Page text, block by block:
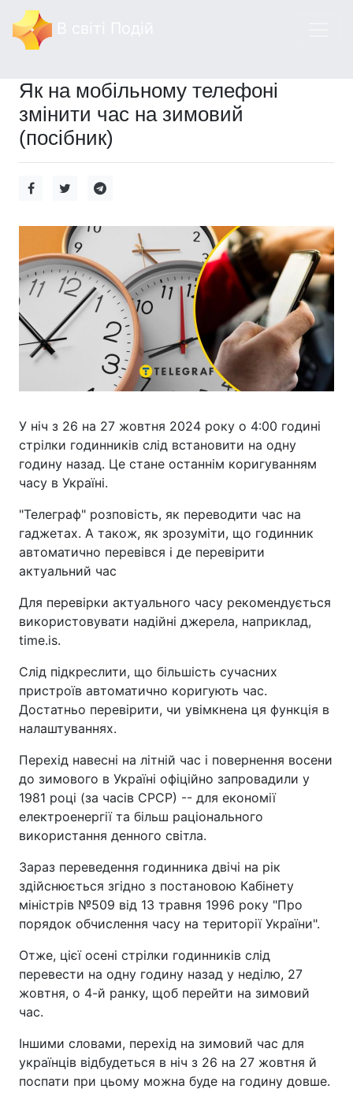
Як на мобільному телефоні
змінити час на зимовий
(посібник)
У ніч з 26 на 27 жовтня 2024 року о 4:00 годині
стрілки годинників слід встановити на одну
годину назад. Це стане останнім коригуванням
часу в Україні.
"Телеграф" розповість, як переводити час на
гаджетах. А також, як зрозуміти, що годинник
автоматично перевівся і де перевірити
актуальний час
Для перевірки актуального часу рекомендується
використовувати надійні джерела, наприклад,
time.is.
Слід підкреслити, що більшість сучасних
пристроїв автоматично коригують час.
Достатньо перевірити, чи увімкнена ця функція в
налаштуваннях.
Перехід навесні на літній час і повернення восени
до зимового в Україні офіційно запровадили у
1981 році (за часів СРСР) -- для економії
електроенергії та більш раціонального
використання денного світла.
Зараз переведення годинника двічі на рік
здійснюється згідно з постановою Кабінету
міністрів №509 від 13 травня 1996 року "Про
порядок обчислення часу на території України".
Отже, цієї осені стрілки годинників слід
перевести на одну годину назад у неділю, 27
жовтня, о 4-й ранку, щоб перейти на зимовий
час.
Іншими словами, перехід на зимовий час для
українців відбудеться в ніч з 26 на 27 жовтня й
поспати при цьому можна буде на годину довше.